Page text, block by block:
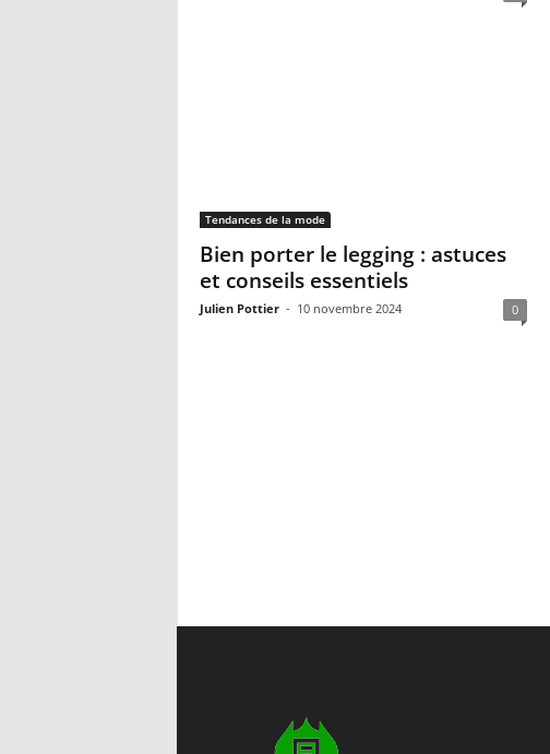
Tendances de la mode
Bien porter le legging : astuces
et conseils essentiels
Julien Pottier - 10 novembre 2024 0